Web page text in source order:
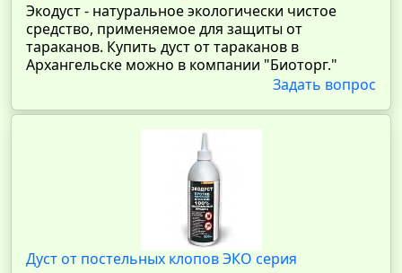
Экодуст - натуральное экологически чистое
средство, применяемое для защиты от
тараканов. Купить дуст от тараканов в
Архангельске можно в компании "Биоторг."
Задать вопрос
Дуст от постельных клопов ЭКО серия